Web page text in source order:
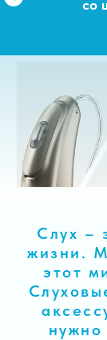
Слух –
жизни.
этот
нужно